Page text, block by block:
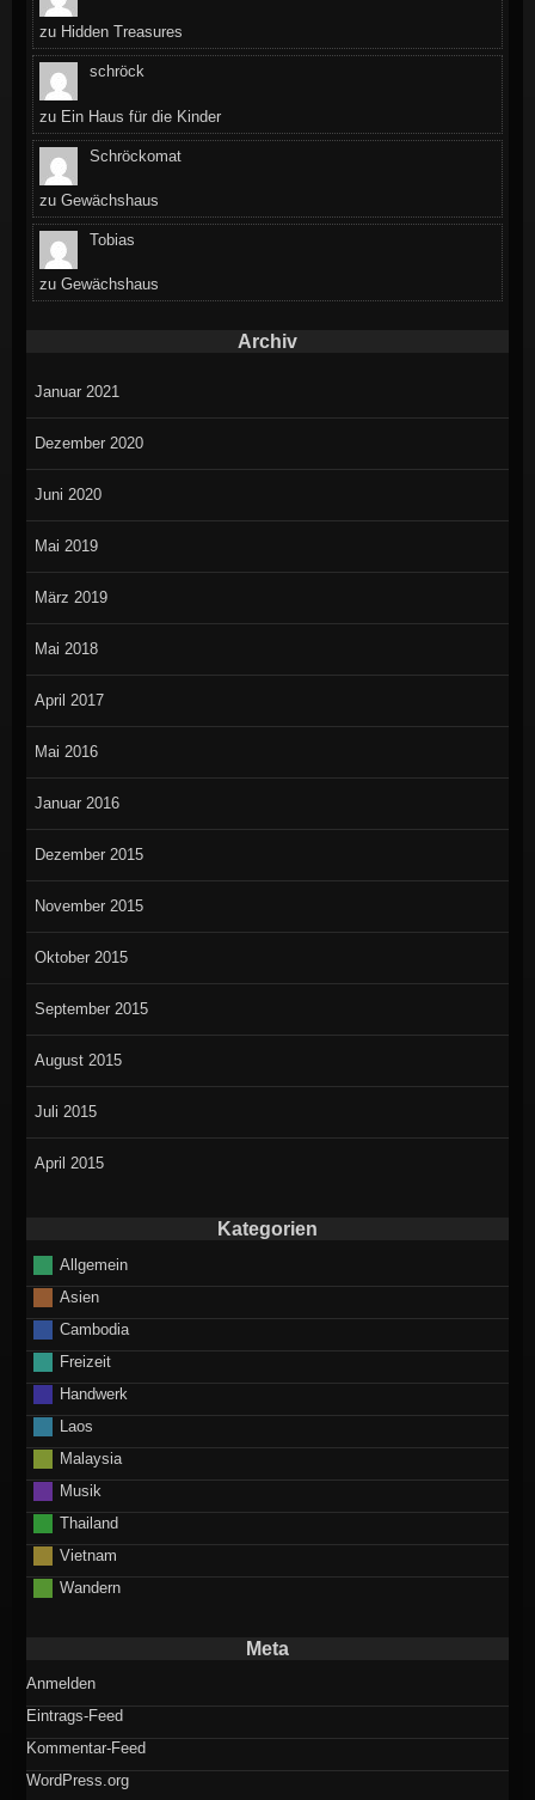
zu Hidden Treasures
schröck
zu Ein Haus für die Kinder
Schröckomat
zuGewächshaus
Tobias
zuGewächshaus
Archiv
Januar 2021
Dezember 2020
Juni 2020
Mai 2019
März 2019
Mai 2018
April 2017
Mai 2016
Januar 2016
Dezember 2015
November 2015
Oktober 2015
September 2015
August 2015
Juli 2015
April 2015
Kategorien
Allgemein
Asien
Cambodia
Freizeit
Handwerk
Laos
Malaysia
Musik
Thailand
Vietnam
Wandern
Meta
Anmelden
Eintrags-Feed
Kommentar-Feed
WordPress.org